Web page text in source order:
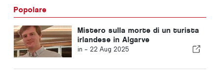
Popolare
Mistero sulla morte di un turista
irlandese in Algarve
in - 22 Aug 2025